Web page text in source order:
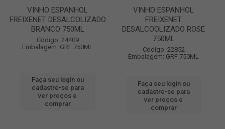
VINHO ESPANHOL
FREIXENET DESALCOLIZADO
BRANCO 750ML
Código: 24409
Embalagem: GRF 750ML
Faça seu login ou
cadastre-se para
ver preços e
comprar
VINHO ESPANHOL
FREIXENET
DESALCOOLIZADO ROSE
750ML
Código: 22852
Embalagem: GRF 750ML
Faça seu login ou
cadastre-se para
ver preços e
comprar